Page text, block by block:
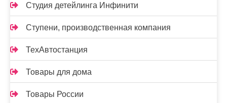
Студия детейлинга Инфинити
Ступени, производственная компания
ТехАвтостанция
Товары для дома
Товары России